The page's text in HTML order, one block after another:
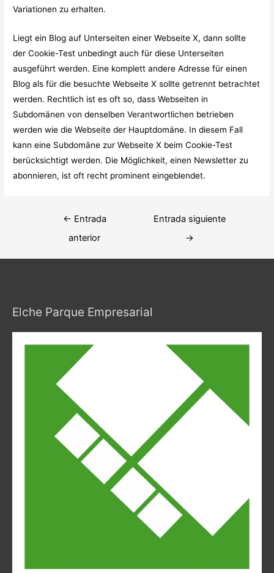
Variationen zu erhalten.
Liegt ein Blog auf Unterseiten einer Webseite X, dann sollte
der Cookie-Test unbedingt auch für diese Unterseiten
ausgeführt werden. Eine komplett andere Adresse für einen
Blog als für die besuchte Webseite X sollte getrennt betrachtet
werden. Rechtlich ist es oft so, dass Webseiten in
Subdomänen von denselben Verantwortlichen betrieben
werden wie die Webseite der Hauptdomäne. In diesem Fall
kann eine Subdomäne zur Webseite X beim Cookie-Test
berücksichtigt werden. Die Möglichkeit, einen Newsletter zu
abonnieren, ist oft recht prominent eingeblendet.
Navegación
← Entrada
anterior
Entrada siguiente
→
Elche Parque Empresarial